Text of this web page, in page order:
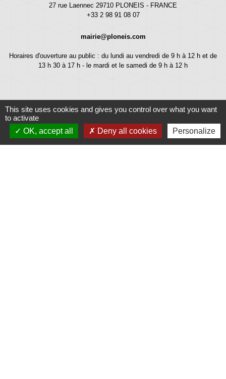
27 rue Laennec 29710 PLONEIS - FRANCE
+33 2 98 91 08 07
mairie@ploneis.com
Horaires d'ouverture au public : du lundi au vendredi de 9 h à 12 h et de
13 h 30 à 17 h - le mardi et le samedi de 9 h à 12 h
This site uses cookies and gives you control over what you want
to activate
OK, accept all
Deny all cookies Personalize